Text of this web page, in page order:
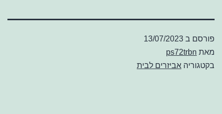
פורסם ב 13/07/2023
מאת ps72trbn
בקטגוריה אביזרים לבית